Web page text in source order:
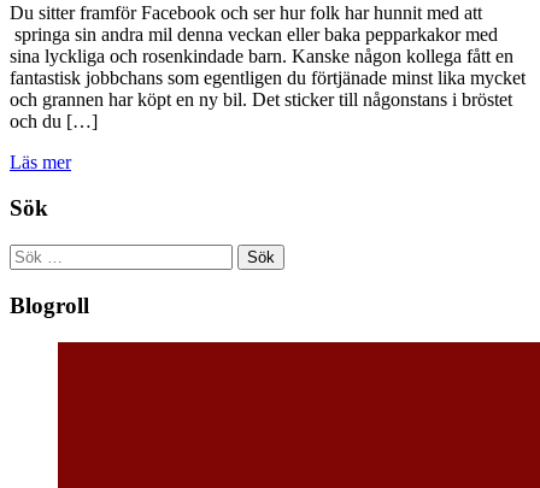
Du sitter framför Facebook och ser hur folk har hunnit med att
springa sin andra mil denna veckan eller baka pepparkakor med
sina lyckliga och rosenkindade barn. Kanske någon kollega fått en
fantastisk jobbchans som egentligen du förtjänade minst lika mycket
och grannen har köpt en ny bil. Det sticker till någonstans i bröstet
och du […]
Läs mer
Sök
Sök
efter:
Blogroll